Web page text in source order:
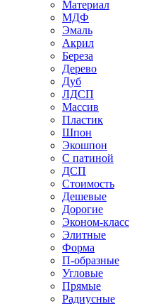
Материал
МДФ
Эмаль
Акрил
Береза
Дерево
Дуб
ЛДСП
Массив
Пластик
Шпон
Экошпон
С патиной
ДСП
Стоимость
Дешевые
Дорогие
Эконом-класс
Элитные
Форма
П-образные
Угловые
Прямые
Радиусные